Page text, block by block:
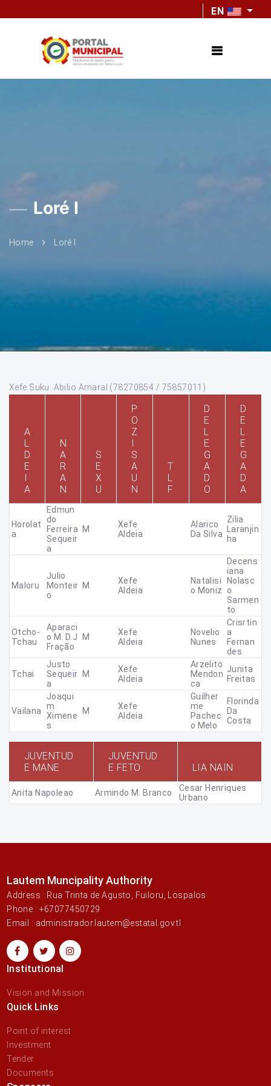
EN
Loré I
Home Loré I
Xefe Suku: Abilio Amaral (78270854 / 75857011)
A
L
D
E
I
A
N
A
R
A
N
S
E
X
U
P
O
Z
I
S
A
U
N
T
L
F
D
E
L
E
G
A
D
O
D
E
L
E
G
A
D
A
Horolat
A
Edmun
Do
Ferreira
Sequeir
A
M
Xefe
Aldeia
Alarico
Da Silva
Zilia
Laranjin
Ha
Maloru
Julio
Monteir
O
M
Xefe
Aldeia
Natalisi
O Moniz
Decens
Iana
Nolasc
O
Sarmen
To
Otcho-
Tchau
Aparaci
O M. D.J
Fração
M
Xefe
Aldeia
Novelio
Nunes
Crisrtin
A
Fernan
Des
Tchai
Justo
Sequeir
A
M
Xefe
Aldeia
Arzelito
Mendon
Ca
Junita
Freitas
Vailana
Joaqui
M
Ximene
S
M
Xefe
Aldeia
Guilher
Me
Pachec
O Melo
Florinda
Da
Costa
JUVENTUD
E MANE
JUVENTUD
E FETO
LIA NAIN
Anita Napoleao Armindo M. Branco
Cesar Henriques
Urbano
Lautem Muncipality Authority
Address : Rua Trinta de Agusto, Fuiloru, Lospalos
Phone : +67077450729
Email : administrador.lautem@estatal.gov.tl
Institutional
Vision and Mission
Quick Links
Point of interest
Investment
Tender
Documents